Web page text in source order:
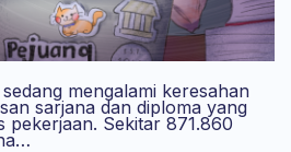
mengalami keresahan
sarjana dan diploma yang
pekerjaan. Sekitar 871.860